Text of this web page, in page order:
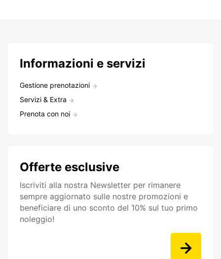
Informazioni e servizi
Gestione prenotazioni
Servizi & Extra
Prenota con noi
Offerte esclusive
Iscriviti alla nostra Newsletter per rimanere
sempre aggiornato sulle nostre promozioni e
beneficiare di uno sconto del 10% sul tuo primo
noleggio!